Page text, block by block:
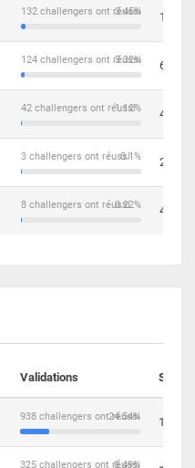
3.45%
132 challengers ont réussi 12
3.32%
124 challengers ont réussi 6
1.12%
42 challengers ont réussi 4
0.1%
3 challengers ont réussi 2
0.22%
8 challengers ont réussi 4
Validations
24.54%
938 challengers ont réussi 14
8.49%
325 challengers ont réussi